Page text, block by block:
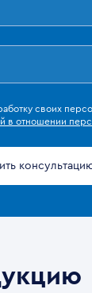
своих
в отношении